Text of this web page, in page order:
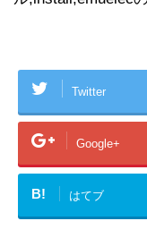
Twitter
Google+
B! はてブ